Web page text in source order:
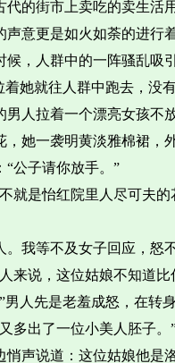
的街市上卖吃的卖生活
意更是如火如荼的进行
，人群中的一阵骚乱吸
她就往人群中跑去，没
人拉着一个漂亮女孩不放
，她一袭明黄淡雅棉裙
公子请你放手。”
就是怡红院里人尽可夫
我等不及女子回应，怒
来说，这位姑娘不知道比
人先是老羞成怒，在转
多出了一位小美人胚子。
声说道：这位姑娘他是